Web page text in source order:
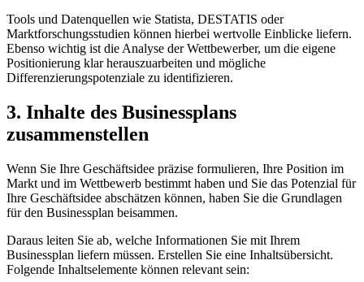
Tools und Datenquellen wie Statista, DESTATIS oder
Marktforschungsstudien können hierbei wertvolle Einblicke liefern.
Ebenso wichtig ist die Analyse der Wettbewerber, um die eigene
Positionierung klar herauszuarbeiten und mögliche
Differenzierungspotenziale zu identifizieren.
3. Inhalte des Businessplans
zusammenstellen
Wenn Sie Ihre Geschäftsidee präzise formulieren, Ihre Position im
Markt und im Wettbewerb bestimmt haben und Sie das Potenzial für
Ihre Geschäftsidee abschätzen können, haben Sie die Grundlagen
für den Businessplan beisammen.
Daraus leiten Sie ab, welche Informationen Sie mit Ihrem
Businessplan liefern müssen. Erstellen Sie eine Inhaltsübersicht.
Folgende Inhaltselemente können relevant sein: